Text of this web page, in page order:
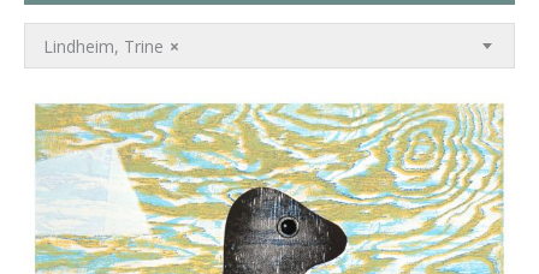
×
Lindheim, Trine